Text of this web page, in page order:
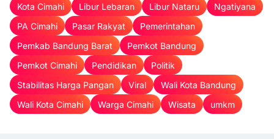
Kota Cimahi
Libur Lebaran Libur Nataru
Ngatiyana
PA Cimahi
Pasar Rakyat
Pemerintahan
Pemkab Bandung Barat
Pemkot Bandung
Pemkot Cimahi
Pendidikan
Politik
Stabilitas Harga Pangan
Viral
Wali Kota Bandung
Wali Kota Cimahi
Warga Cimahi Wisata umkm